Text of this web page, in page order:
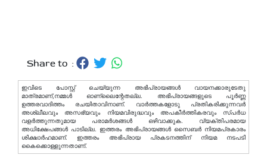
Share to :
ഇവിടെ പോസ്റ്റ് ചെയ്യുന്ന അഭിപ്രായങ്ങള്‍ വായനക്കാരുടേതു
മാത്രമാണ്,നമ്മൾ ഓണ്ലൈന്റേതല്ല. അഭിപ്രായങ്ങളുടെ പൂർണ്ണ
ഉത്തരവാദിത്തം രചയിതാവിനാണ്. വാര്‍ത്തകളോടു പ്രതികരിക്കുന്നവര്‍
അശ്ലീലവും അസഭ്യവും നിയമവിരുദ്ധവും അപകീര്‍ത്തികരവും സ്പര്‍ധ
വളര്‍ത്തുന്നതുമായ പരാമര്‍ശങ്ങള്‍ ഒഴിവാക്കുക. വ്യക്തിപരമായ
അധിക്ഷേപങ്ങള്‍ പാടില്ല. ഇത്തരം അഭിപ്രായങ്ങള്‍ സൈബര്‍ നിയമപ്രകാരം
ശിക്ഷാര്‍ഹമാണ്. ഇത്തരം അഭിപ്രായ പ്രകടനത്തിന് നിയമ നടപടി
കൈക്കൊള്ളുന്നതാണ്.